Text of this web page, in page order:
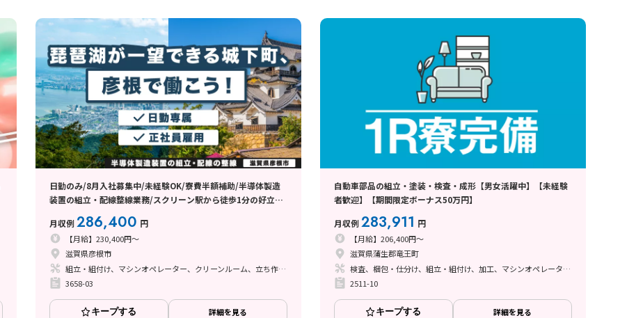
日勤のみ/8月入社募集中/未経験OK/寮費半額補助/半導体製造
装置の組立・配線整線業務/スクリーン駅から徒歩1分の好立
月収例286,400 円
【月給】230,400円～
滋賀県彦根市
組立・組付け、マシンオペレーター、クリーンルーム、立ち作業、その他
3658-03
キープする 詳細を見る
自動車部品の組立・塗装・検査・成形【男女活躍中】【未経験
者歓迎】【期間限定ボーナス50万円】
月収例283,911 円
【月給】206,400円～
滋賀県蒲生郡竜王町
検査、梱包・仕分け、組立・組付け、加工、マシンオペレーター、ライン作業、立ち作業、塗装、バリ取り
2511-10
キープする 詳細を見る